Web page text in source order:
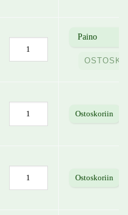
Ostoskoriin
Ostoskoriin